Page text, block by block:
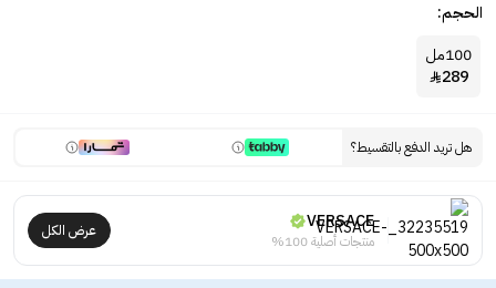
الحجم:
100مل
289

هل تريد الدفع بالتقسيط؟
VERSACE
منتجات أصلية 100%
عرض الكل